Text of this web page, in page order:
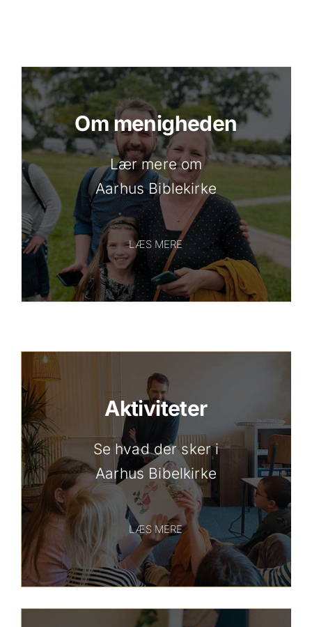
Om menigheden
Lær mere om
Aarhus Biblekirke
LÆS MERE
Aktiviteter
Se hvad der sker i
Aarhus Bibelkirke
LÆS MERE